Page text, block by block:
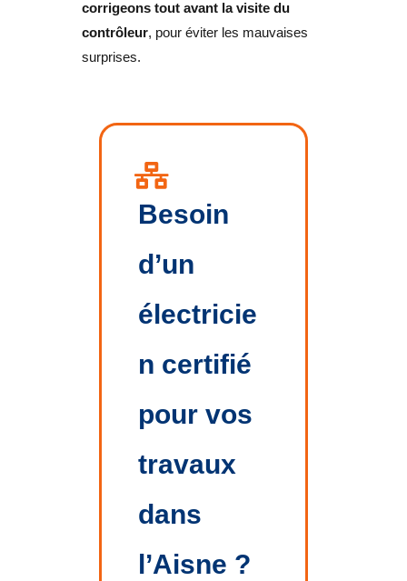
corrigeons tout avant la visite du
contrôleur, pour éviter les mauvaises
surprises.
Besoin
d’un
électricie
n certifié
pour vos
travaux
dans
l’Aisne ?